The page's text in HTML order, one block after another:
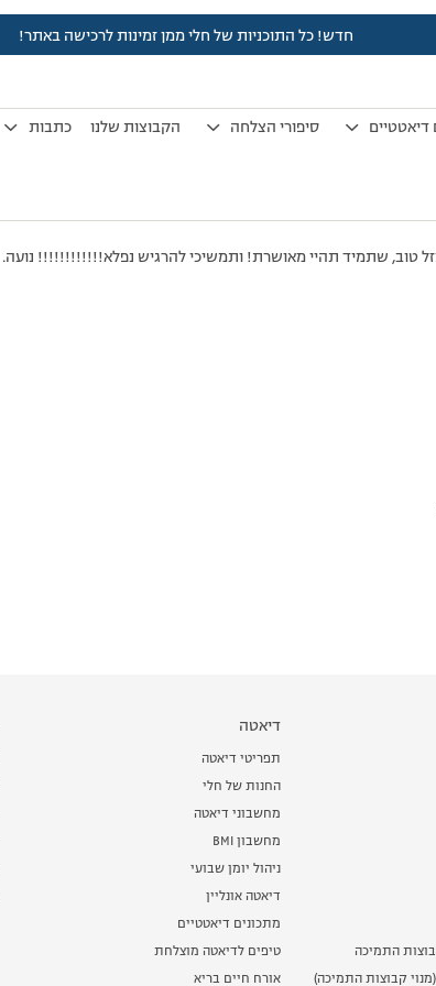
חדש! כל התוכניות של חלי ממן זמינות לרכישה באתר!
דיאטטיים סיפורי הצלחה הקבוצות שלנו כתבות
טוב, שתמיד תהיי מאושרת! ותמשיכי להרגיש נפלא!!!!!!!!!!!! נועה.
התמיכה
קבוצות התמיכה)
דיאטה
תפריטי דיאטה
החנות של חלי
מחשבוני דיאטה
מחשבון BMI
ניהול יומן שבועי
דיאטה אונליין
מתכונים דיאטטיים
טיפים לדיאטה מוצלחת
אורח חיים בריא